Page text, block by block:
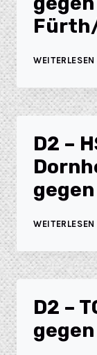
WEITERLESEN
D2 –
WEITERLESEN
D2 –